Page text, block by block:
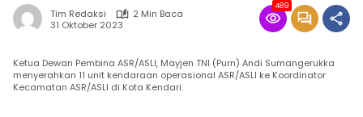
Tim Redaksi
2 Min Baca
31 Oktober 2023
489
Ketua Dewan Pembina ASR/ASLI, Mayjen TNI (Purn) Andi Sumangerukka
menyerahkan 11 unit kendaraan operasional ASR/ASLI ke Koordinator
Kecamatan ASR/ASLI di Kota Kendari.